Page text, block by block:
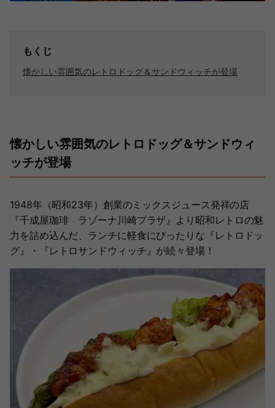
もくじ
懐かしい雰囲気のレトロドッグ＆サンドウィッチが登場
懐かしい雰囲気のレトロドッグ＆サンドウィ
ッチが登場
1948年（昭和23年）創業のミックスジュース発祥の店
『千成屋珈琲 ラゾーナ川崎プラザ』より昭和レトロの魅
力を詰め込んだ、ランチに軽食にぴったりな『レトロドッ
グ』・『レトロサンドウィッチ』が続々登場！